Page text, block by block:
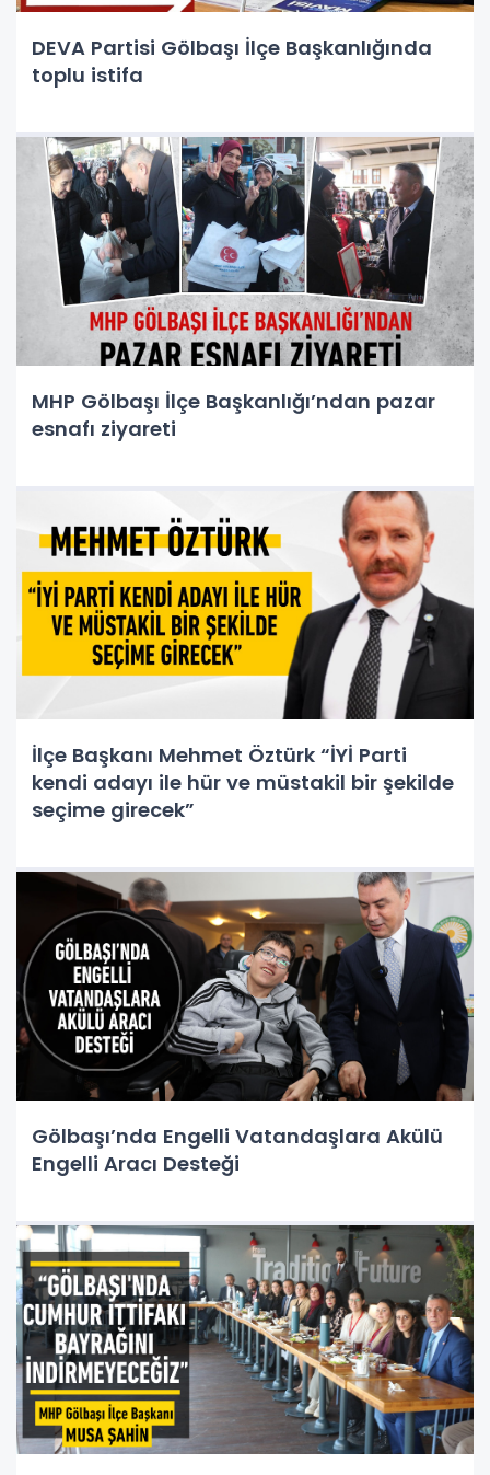
DEVA Partisi Gölbaşı İlçe Başkanlığında
toplu istifa
MHP Gölbaşı İlçe Başkanlığı’ndan pazar
esnafı ziyareti
İlçe Başkanı Mehmet Öztürk “İYİ Parti
kendi adayı ile hür ve müstakil bir şekilde
seçime girecek”
Gölbaşı’nda Engelli Vatandaşlara Akülü
Engelli Aracı Desteği